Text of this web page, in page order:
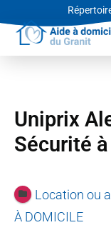
Uniprix
Sécurité
Location ou
À DOMICILE